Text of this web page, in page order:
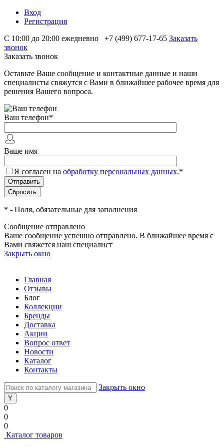
Вход
Регистрация
С 10:00 до 20:00 ежедневно
+7 (499) 677-17-65 Заказать
звонок
Заказать звонок
Оставьте Ваше сообщение и контактные данные и наши
специалисты свяжутся с Вами в ближайшее рабочее время для
решения Вашего вопроса.
Ваш телефон*
Ваше имя
Я согласен на обработку персональных данных.*
* - Поля, обязательные для заполнения
Сообщение отправлено
Ваше сообщение успешно отправлено. В ближайшее время с
Вами свяжется наш специалист
Закрыть окно
Главная
Отзывы
Блог
Коллекции
Бренды
Доставка
Акции
Вопрос ответ
Новости
Каталог
Контакты
Закрыть окно
0
0
0
Каталог товаров